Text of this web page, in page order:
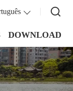
DOWNLOAD